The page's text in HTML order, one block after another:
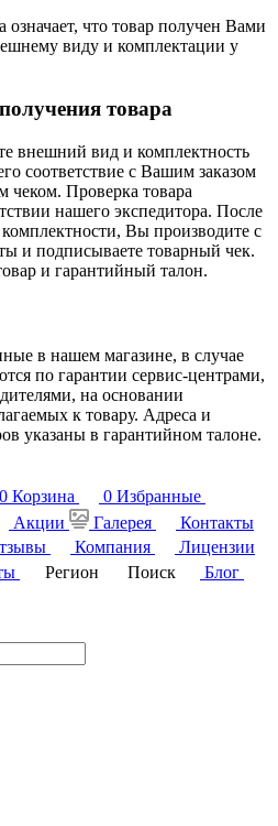
что товар получен Вами
виду и комплектации у
товара
внешний вид и комплектность
соответствие с Вашим заказом
Проверка товара
нашего экспедитора. После
Вы производите с
и подписываете товарный чек.
и гарантийный талон.
в нашем магазине, в случае
по гарантии сервис-центрами,
на основании
к товару. Адреса и
указаны в гарантийном талоне.
0 Корзина 0 Избранные
Акции Галерея
Контакты
Компания
Лицензии
Регион Поиск
Блог